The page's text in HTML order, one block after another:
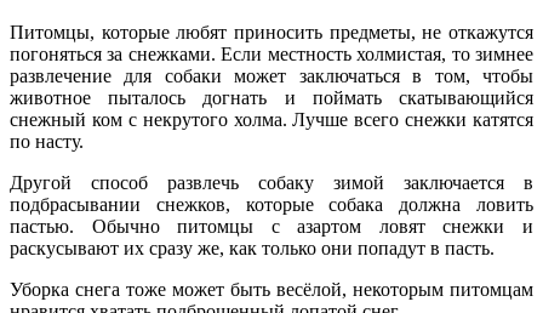
Питомцы, которые любят приносить предметы, не откажутся
погоняться за снежками. Если местность холмистая, то зимнее
развлечение для собаки может заключаться в том, чтобы
животное пыталось догнать и поймать скатывающийся
снежный ком с некрутого холма. Лучше всего снежки катятся
по насту.
Другой способ развлечь собаку зимой заключается в
подбрасывании снежков, которые собака должна ловить
пастью. Обычно питомцы с азартом ловят снежки и
раскусывают их сразу же, как только они попадут в пасть.
Уборка снега тоже может быть весёлой, некоторым питомцам